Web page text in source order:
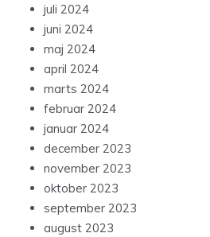
juli 2024
juni 2024
maj 2024
april 2024
marts 2024
februar 2024
januar 2024
december 2023
november 2023
oktober 2023
september 2023
august 2023